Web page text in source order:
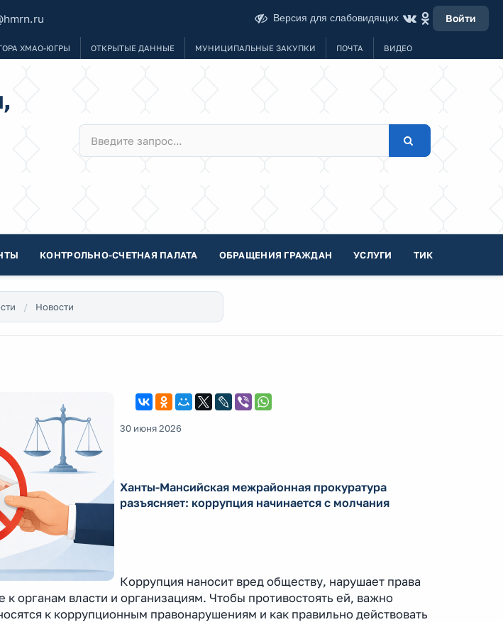
Версия для слабовидящих Войти
ХМАО-ЮГРЫ ОТКРЫТЫЕ ДАННЫЕ МУНИЦИПАЛЬНЫЕ ЗАКУПКИ ПОЧТА ВИДЕО
КОНТРОЛЬНО-СЧЕТНАЯ ПАЛАТА ОБРАЩЕНИЯ ГРАЖДАН УСЛУГИ ТИК
Новости
30 июня 2026
Ханты-Мансийская межрайонная прокуратура
разъясняет: коррупция начинается с молчания
Коррупция наносит вред обществу, нарушает права
к органам власти и организациям. Чтобы противостоять ей, важно
к коррупционным правонарушениям и как правильно действовать